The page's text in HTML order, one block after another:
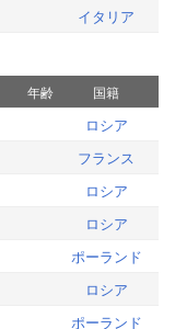
イタリア
年齢 国籍
ロシア
フランス
ロシア
ロシア
ポーランド
ロシア
ポーランド